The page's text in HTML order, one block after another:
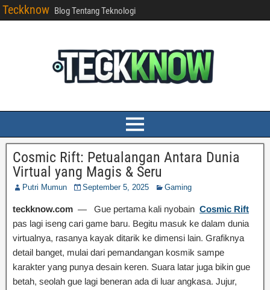
Teckknow Blog Tentang Teknologi
Cosmic Rift: Petualangan Antara Dunia
Virtual yang Magis & Seru
Putri Mumun September 5, 2025 Gaming
teckknow.com — Gue pertama kali nyobain Cosmic Rift
pas lagi iseng cari game baru. Begitu masuk ke dalam dunia
virtualnya, rasanya kayak ditarik ke dimensi lain. Grafiknya
detail banget, mulai dari pemandangan kosmik sampe
karakter yang punya desain keren. Suara latar juga bikin gue
betah, seolah gue lagi beneran ada di luar angkasa. Jujur,